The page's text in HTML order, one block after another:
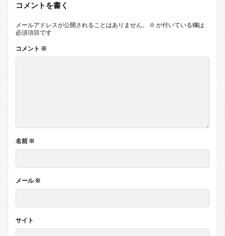
コメントを書く
メールアドレスが公開されることはありません。 ※ が付いている欄は
必須項目です
コメント ※
名前 ※
メール※
サイト